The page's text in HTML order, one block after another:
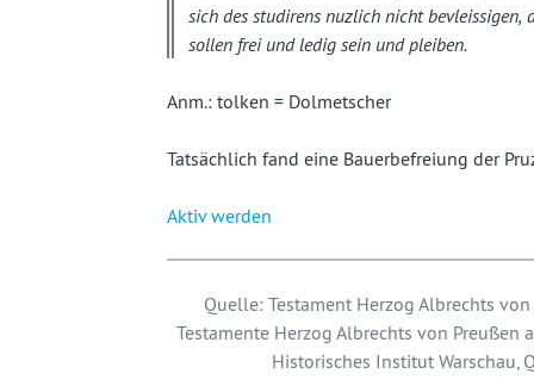
sich des studirens nuzlich nicht
sollen frei und ledig sein und pleiben.
Anm.: tolken = Dolmetscher
Tatsächlich fand eine Bauerbefreiung der
Aktiv werden
Quelle: Testament Herzog Albrechts
Testamente Herzog Albrechts von Preußen
Historisches Institut Warschau,